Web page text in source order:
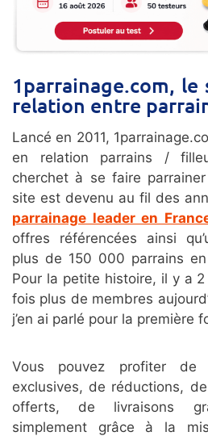
1parrainage.com, le
relation entre
Lancé en 2011,
en relation parrains /
cherchet à se faire
site est devenu au fil des
parrainage leader en
offres référencées ainsi
plus de 150 000 parrains
Pour la petite histoire, il y a
fois plus de membres
j’en ai parlé pour la première
Vous pouvez profiter de
exclusives, de réductions,
offerts, de livraisons
simplement grâce à la